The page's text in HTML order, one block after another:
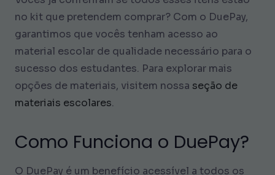
no kit que pretendem comprar? Com o DuePay,
garantimos que vocês tenham acesso ao
material escolar de qualidade necessário para o
sucesso dos estudantes. Para explorar mais
opções de materiais, visitem nossa seção de
materiais escolares.
Como Funciona o DuePay?
O DuePay é um benefício acessível a todos os